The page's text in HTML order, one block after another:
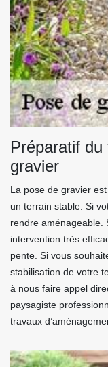
Préparatif
gravier
La pose de gravier
un terrain stable. Si
rendre aménageable.
intervention très
pente. Si vous
stabilisation de votre
à nous faire appel
paysagiste
travaux